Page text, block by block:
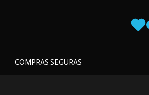
COMPRAS SEGURAS